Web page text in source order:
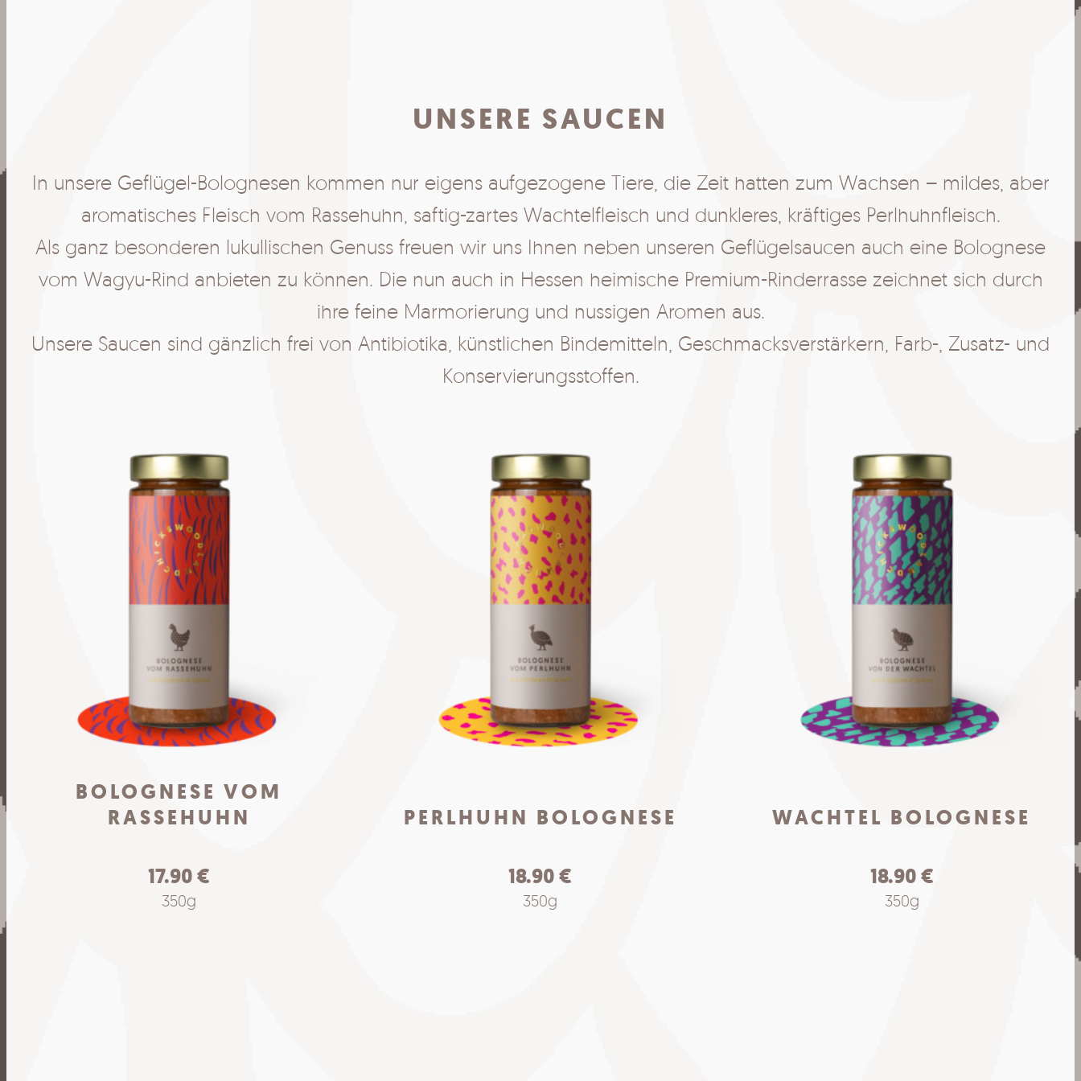
UNSERE SAUCEN
In unsere Geflügel-Bolognesen kommen nur eigens aufgezogene Tiere, die Zeit hatten zum Wachsen – mildes, aber
aromatisches Fleisch vom Rassehuhn, saftig-zartes Wachtelfleisch und dunkleres, kräftiges Perlhuhnfleisch.
Als ganz besonderen lukullischen Genuss freuen wir uns Ihnen neben unseren Geflügelsaucen auch eine Bolognese
vom Wagyu-Rind anbieten zu können. Die nun auch in Hessen heimische Premium-Rinderrasse zeichnet sich durch
ihre feine Marmorierung und nussigen Aromen aus.
Unsere Saucen sind gänzlich frei von Antibiotika, künstlichen Bindemitteln, Geschmacksverstärkern, Farb-, Zusatz- und
Konservierungsstoffen.
BOLOGNESE VOM
RASSEHUHN
17.90€
350g
PERLHUHN BOLOGNESE
18.90€
350g
WACHTEL BOLOGNESE
18.90€
350g